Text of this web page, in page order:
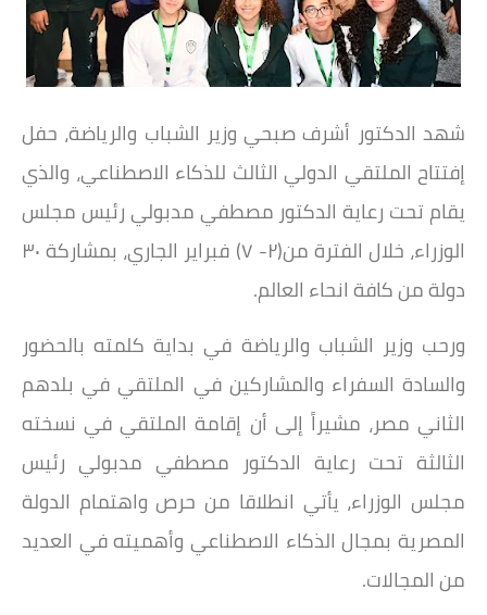
شهد الدكتور أشرف صبحي وزير الشباب والرياضة، حفل
إفتتاح الملتقي الدولي الثالث للذكاء الاصطناعي، والذي
يقام تحت رعاية الدكتور مصطفي مدبولي رئيس مجلس
الوزراء، خلال الفترة من(٢- ٧) فبراير الجاري، بمشاركة ٣٠
دولة من كافة انحاء العالم.
ورحب وزير الشباب والرياضة في بداية كلمته بالحضور
والسادة السفراء والمشاركين في الملتقي في بلدهم
الثاني مصر، مشيراً إلى أن إقامة الملتقي في نسخته
الثالثة تحت رعاية الدكتور مصطفي مدبولي رئيس
مجلس الوزراء، يأتي انطلاقا من حرص واهتمام الدولة
المصرية بمجال الذكاء الاصطناعي وأهميته في العديد
من المجالات.